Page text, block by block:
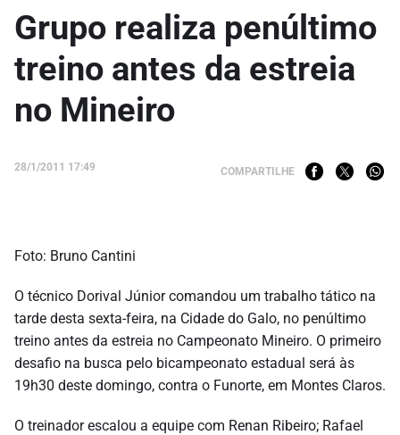
Grupo realiza penúltimo
treino antes da estreia
no Mineiro
28/1/2011 17:49 COMPARTILHE
Foto: Bruno Cantini
O técnico Dorival Júnior comandou um trabalho tático na
tarde desta sexta-feira, na Cidade do Galo, no penúltimo
treino antes da estreia no Campeonato Mineiro. O primeiro
desafio na busca pelo bicampeonato estadual será às
19h30 deste domingo, contra o Funorte, em Montes Claros.
O treinador escalou a equipe com Renan Ribeiro; Rafael